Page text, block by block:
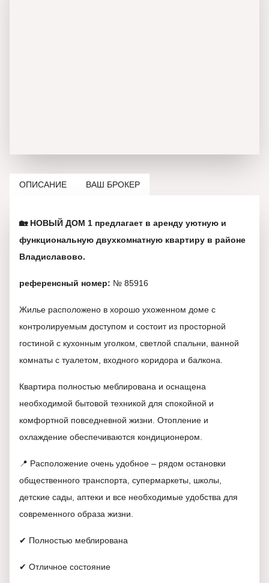
ОПИСАНИЕ ВАШ БРОКЕР
🏡 НОВЫЙ ДОМ 1 предлагает в аренду уютную и
функциональную двухкомнатную квартиру в районе
Владиславово.
референсный номер: № 85916
Жилье расположено в хорошо ухоженном доме с
контролируемым доступом и состоит из просторной
гостиной с кухонным уголком, светлой спальни, ванной
комнаты с туалетом, входного коридора и балкона.
Квартира полностью меблирована и оснащена
необходимой бытовой техникой для спокойной и
комфортной повседневной жизни. Отопление и
охлаждение обеспечиваются кондиционером.
📍 Расположение очень удобное – рядом остановки
общественного транспорта, супермаркеты, школы,
детские сады, аптеки и все необходимые удобства для
современного образа жизни.
✔ Полностью меблирована
✔ Отличное состояние